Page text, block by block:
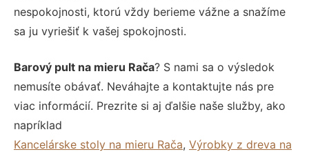
nespokojnosti, ktorú vždy berieme vážne a snažíme
sa ju vyriešiť k vašej spokojnosti.
Barový pult na mieru Rača? S nami sa o výsledok
nemusíte obávať. Neváhajte a kontaktujte nás pre
viac informácií. Prezrite si aj ďalšie naše služby, ako
napríklad
Kancelárske stoly na mieru Rača, Výrobky z dreva na